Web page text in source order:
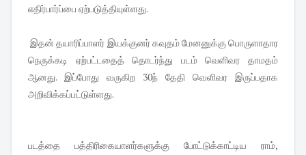
எதிர்பார்ப்பை ஏற்படுத்தியுள்ளது.
இதன் தயாரிப்பாளர் இயக்குனர் கவுதம் மேனனுக்கு பொருளாதார
நெருக்கடி ஏற்பட்டதைத் தொடர்ந்து படம் வெளிவர தாமதம்
ஆனது. இப்போது வருகிற 30ந் தேதி வெளிவர இருப்பதாக
அறிவிக்கப்பட்டுள்ளது.
படத்தை பத்திரிகையாளர்களுக்கு போட்டுக்காட்டிய ராம்,